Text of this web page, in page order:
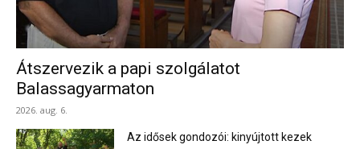
Átszervezik a papi szolgálatot
Balassagyarmaton
2026. aug. 6.
Az idősek gondozói: kinyújtott kezek